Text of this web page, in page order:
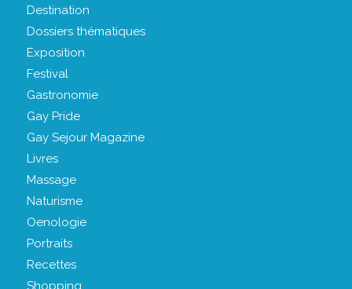
Destination
Dossiers thématiques
Exposition
Festival
Gastronomie
Gay Pride
Gay Sejour Magazine
Livres
Massage
Naturisme
Oenologie
Portraits
Recettes
Shopping